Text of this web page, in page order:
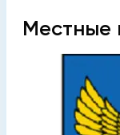
Местные